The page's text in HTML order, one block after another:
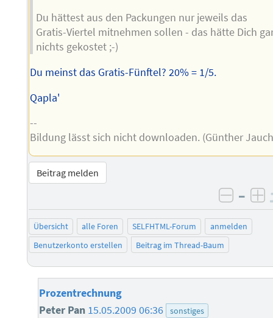
Du hättest aus den Packungen nur jeweils das
Gratis-Viertel mitnehmen sollen - das hätte Dich
nichts gekostet ;-)
Du meinst das Gratis-Fünftel? 20% = 1/5.
Qapla'
--
Bildung lässt sich nicht downloaden. (Günther
Beitrag melden
–
Übersicht alle Foren SELFHTML-Forum
anmelden
Benutzerkonto erstellen
Beitrag im Thread-Baum
Prozentrechnung
Peter Pan 15.05.2009 06:36 sonstiges